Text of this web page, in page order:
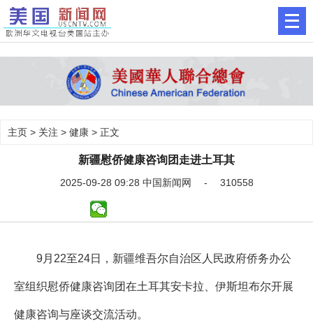
主页 > 关注 > 健康 > 正文
新疆慰侨健康咨询团走进土耳其
2025-09-28 09:28 中国新闻网 - 310558
9月22至24日，新疆维吾尔自治区人民政府侨务办公
室组织慰侨健康咨询团在土耳其安卡拉、伊斯坦布尔开展
健康咨询与座谈交流活动。